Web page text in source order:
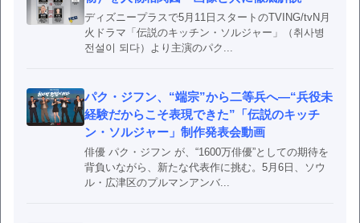
ディズニープラスで5月11日スタートのTVING/tvN月
火ドラマ「伝説のキッチン・ソルジャー」（취사병
전설이 되다）より主演のパク...
パク・ジフン、“端宗”から二等兵へ―“兵役未
経験だからこそ表現できた”「伝説のキッチ
ン・ソルジャー」制作発表会動画
俳優 パク・ジフン が、“1600万俳優”としての期待を
背負いながら、新たな代表作に挑む。5月6日、ソウ
ル・広津区のプルマンアンバ...